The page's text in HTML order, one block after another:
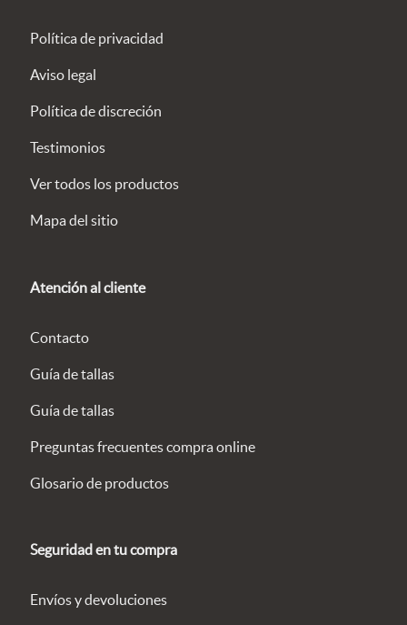
Política de privacidad
Aviso legal
Política de discreción
Testimonios
Ver todos los productos
Mapa del sitio
Atención al cliente
Contacto
Guía de tallas
Guía de tallas
Preguntas frecuentes compra online
Glosario de productos
Seguridad en tu compra
Envíos y devoluciones